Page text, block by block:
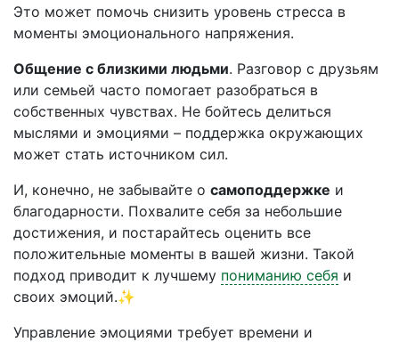
Это может помочь снизить уровень стресса в
моменты эмоционального напряжения.
Общение с близкими людьми. Разговор с друзьям
или семьей часто помогает разобраться в
собственных чувствах. Не бойтесь делиться
мыслями и эмоциями – поддержка окружающих
может стать источником сил.
И, конечно, не забывайте о самоподдержке и
благодарности. Похвалите себя за небольшие
достижения, и постарайтесь оценить все
положительные моменты в вашей жизни. Такой
подход приводит к лучшему пониманию себя и
своих эмоций.✨
Управление эмоциями требует времени и